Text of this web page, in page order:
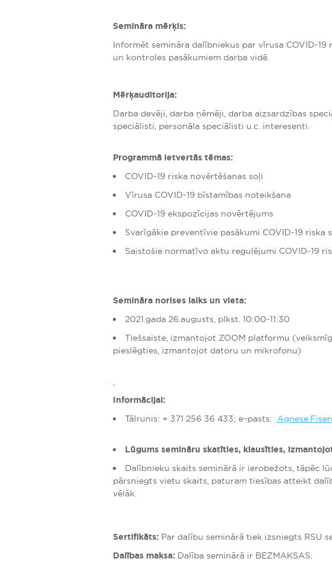
Semināra mērķis:
Informēt semināra dalībniekus par vīrusa COVID-
un kontroles pasākumiem darba vidē.
Mērķauditorija:
Darba devēji, darba ņēmēji, darba aizsardzības
speciālisti, personāla speciālisti u.c. interesenti.
Programmā ietvertās tēmas:
COVID-19 riska novērtēšanas soļi
Vīrusa COVID-19 bīstamības noteikšana
COVID-19 ekspozīcijas novērtējums
Svarīgākie preventīvie pasākumi COVID-19 riska
Saistošie normatīvo aktu regulējumi COVID-19
Semināra norises laiks un vieta:
2021.gada 26.augusts, plkst. 10:00-11:30
Tiešsaiste, izmantojot ZOOM platformu
pieslēgties, izmantojot datoru un mikrofonu)
Informācijai:
Tālrunis: + 371 256 36 433; e–pasts:
Lūgums semināru skatīties, klausīties,
Dalībnieku skaits seminārā ir ierobežots, tāpēc
pārsniegts vietu skaits, paturam tiesības atteikt
vēlāk.
Sertifikāts: Par dalību seminārā tiek izsniegts RSU
Dalības maksa: Dalība seminārā ir BEZMAKSAS.